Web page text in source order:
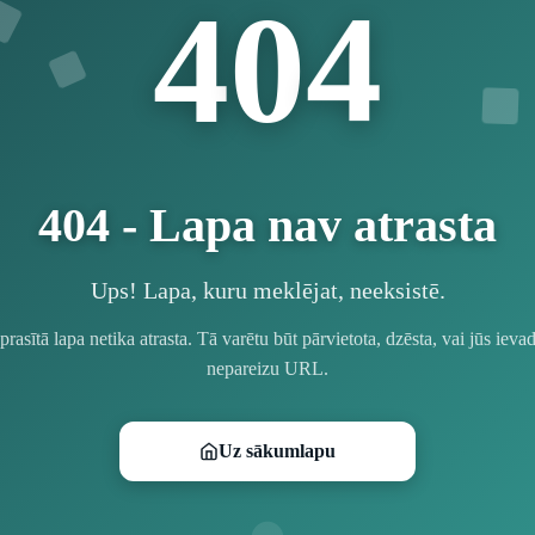
404
404 - Lapa nav atrasta
Ups! Lapa, kuru meklējat, neeksistē.
lapa netika atrasta. Tā varētu būt pārvietota, dzēsta, vai jūs
nepareizu URL.
Uz sākumlapu